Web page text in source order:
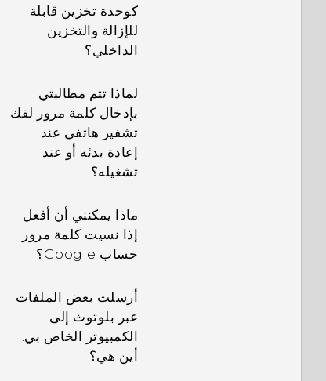
كوحدة تخزين قابلة
للإزالة والتخزين
الداخلي؟
لماذا تتم مطالبتي
بإدخال كلمة مرور لفك
تشفير هاتفي عند
إعادة بدئه أو عند
تشغيله؟
ماذا يمكنني أن أفعل
إذا نسيت كلمة مرور
حساب Google؟
أرسلت بعض الملفات
عبر بلوتوث إلى
الكمبيوتر الخاص بي.
أين هي؟